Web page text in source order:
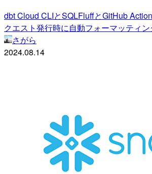
dbt Cloud CLIとSQLFluffとGitHub
クエスト発行時に自動フォーマッティ
さがら
2024.08.14